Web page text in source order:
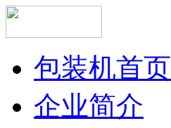
包装机首页
企业简介